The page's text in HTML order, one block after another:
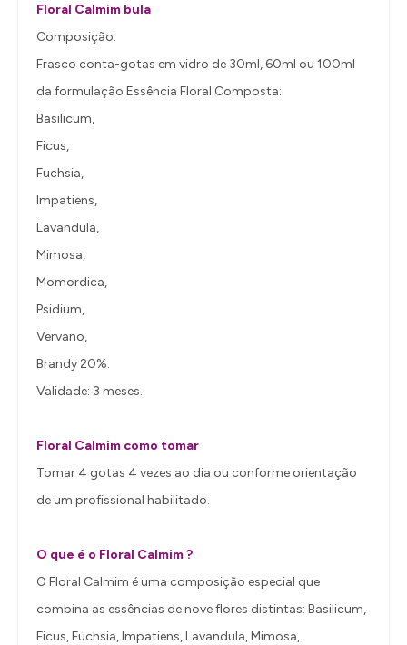
Floral Calmim bula
Composição:
Frasco conta-gotas em vidro de 30ml, 60ml ou 100ml
da formulação Essência Floral Composta:
Basilicum,
Ficus,
Fuchsia,
Impatiens,
Lavandula,
Mimosa,
Momordica,
Psidium,
Vervano,
Brandy 20%.
Validade: 3 meses.
Floral Calmim como tomar
Tomar 4 gotas 4 vezes ao dia ou conforme orientação
de um profissional habilitado.
O que é o Floral Calmim ?
O Floral Calmim é uma composição especial que
combina as essências de nove flores distintas: Basilicum,
Ficus, Fuchsia, Impatiens, Lavandula, Mimosa,